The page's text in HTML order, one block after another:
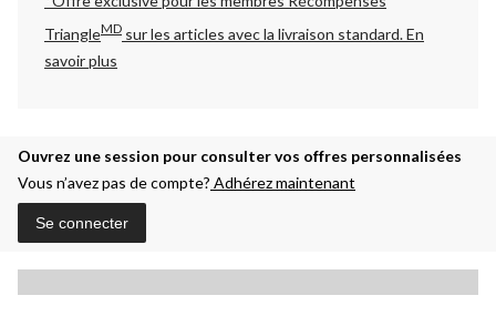
TriangleMD sur les articles avec la livraison standard.En
savoir plus
Ouvrez une session pour consulter vos offres personnalisées
Vous n’avez pas de compte? Adhérez maintenant
Se connecter